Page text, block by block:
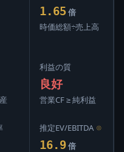
1.65 倍
時価総額÷売上高
利益の質
良好
営業CF ≥ 純利益
推定EV/EBITDA ⊙
16.9 倍